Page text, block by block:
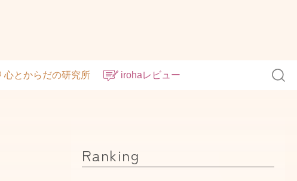
心とからだの研究所 irohaレビュー
Ranking